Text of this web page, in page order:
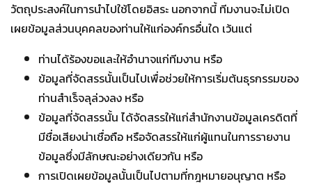
วัตถุประสงค์ในการนำไปใช้โดยอิสระ นอกจากนี้ ทีมงานจะไม่เปิด
เผยข้อมูลส่วนบุคคลของท่านให้แก่องค์กรอื่นใด เว้นแต่
ท่านได้ร้องขอและให้อำนาจแก่ทีมงาน หรือ
ข้อมูลที่จัดสรรนั้นเป็นไปเพื่อช่วยให้การเริ่มต้นธุรกรรมของ
ท่านสำเร็จลุล่วงลง หรือ
ข้อมูลที่จัดสรรนั้น ได้จัดสรรให้แก่สำนักงานข้อมูลเครดิตที่
มีชื่อเสียงน่าเชื่อถือ หรือจัดสรรให้แก่ผู้แทนในการรายงาน
ข้อมูลซึ่งมีลักษณะอย่างเดียวกัน หรือ
การเปิดเผยข้อมูลนั้นเป็นไปตามที่กฎหมายอนุญาต หรือ